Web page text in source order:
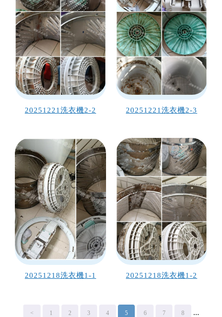
20251221洗衣機2-2 20251221洗衣機2-3
20251218洗衣機1-1 20251218洗衣機1-2
< 1 2 3 4 5 6 7 8 ...